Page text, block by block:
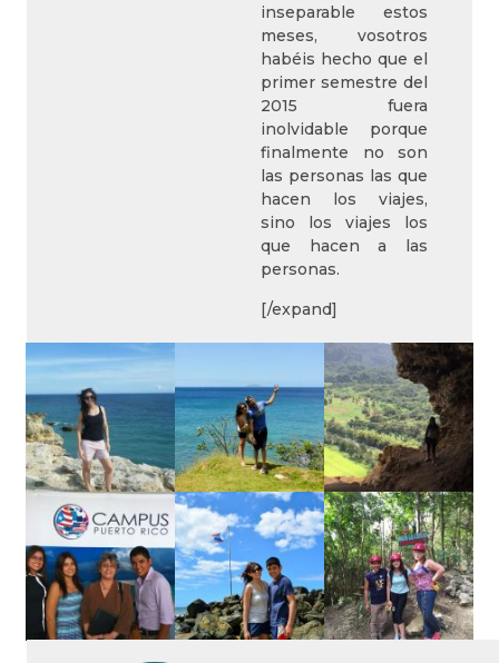
inseparable estos
meses, vosotros
habéis hecho que el
primer semestre del
2015 fuera
inolvidable porque
finalmente no son
las personas las que
hacen los viajes,
sino los viajes los
que hacen a las
personas.
[/expand]